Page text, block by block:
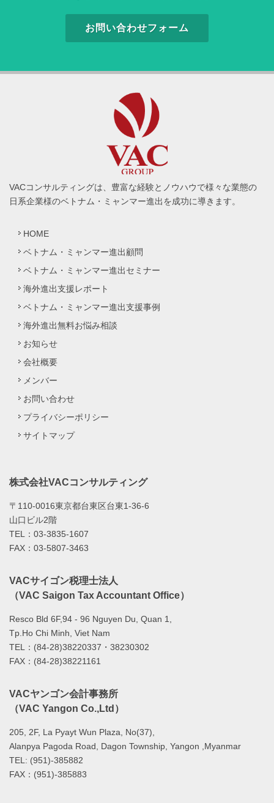
お問い合わせフォーム
VACコンサルティングは、豊富な経験とノウハウで様々な業態の
日系企業様のベトナム・ミャンマー進出を成功に導きます。
HOME
ベトナム・ミャンマー進出顧問
ベトナム・ミャンマー進出セミナー
海外進出支援レポート
ベトナム・ミャンマー進出支援事例
海外進出無料お悩み相談
お知らせ
会社概要
メンバー
お問い合わせ
プライバシーポリシー
サイトマップ
株式会社VACコンサルティング
〒110-0016東京都台東区台東1-36-6
山口ビル2階
TEL：03-3835-1607
FAX：03-5807-3463
VACサイゴン税理士法人
（VAC Saigon Tax Accountant Office）
Resco Bld 6F,94 - 96 Nguyen Du, Quan 1,
Tp.Ho Chi Minh, Viet Nam
TEL：(84-28)38220337・38230302
FAX：(84-28)38221161
VACヤンゴン会計事務所
（VAC Yangon Co.,Ltd）
205, 2F, La Pyayt Wun Plaza, No(37),
Alanpya Pagoda Road, Dagon Township, Yangon ,Myanmar
TEL: (951)-385882
FAX：(951)-385883